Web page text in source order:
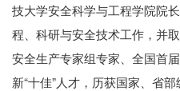
技大学安全科学与工程学院院
程、科研与安全技术工作，并
安全生产专家组专家、全国首
新“十佳”人才，历获国家、省